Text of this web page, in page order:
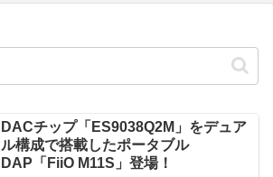
DACチップ「ES9038Q2M」をデュア
ル構成で搭載したポータブル
DAP「FiiO M11S」登場！